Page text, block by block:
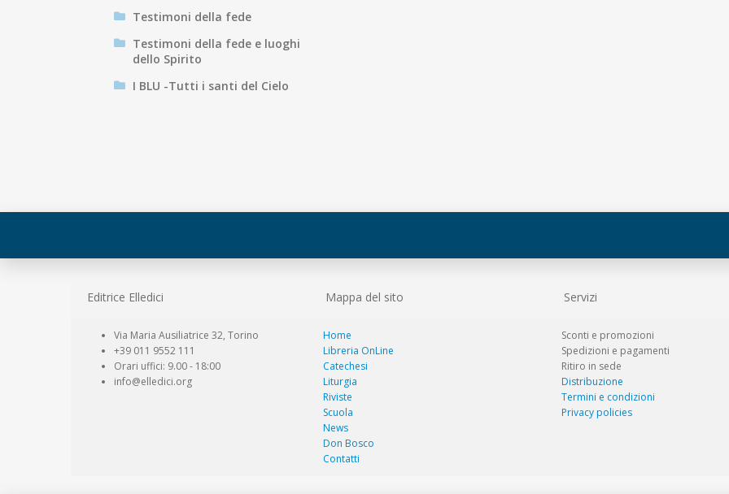
Testimoni della fede
Testimoni della fede e luoghi
dello Spirito
I BLU -Tutti i santi del Cielo
Editrice Elledici Mappa del sito Servizi
Via Maria Ausiliatrice 32, Torino
+39 011 9552 111
Orari uffici: 9.00 - 18:00
info@elledici.org
Home
Libreria OnLine
Catechesi
Liturgia
Riviste
Scuola
News
Don Bosco
Contatti
Sconti e promozioni
Spedizioni e pagamenti
Ritiro in sede
Distribuzione
Termini e condizioni
Privacy policies